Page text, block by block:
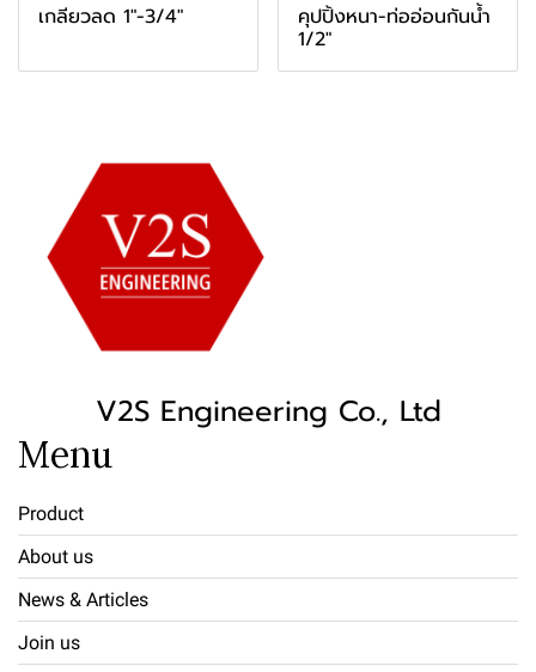
เกลียวลด 1"-3/4" คุปปิ้งหนา-ท่ออ่อนกันน้ำ
1/2"
V2S Engineering Co., Ltd
Menu
Product
About us
News & Articles
Join us